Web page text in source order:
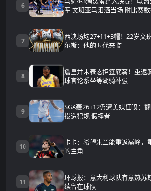
6
军 文班亚马泪洒当场 附比赛
7
西决场均27+11+3帽！22岁文
尔斯：他的时代来临
8
詹皇并未表态拒签底薪！重返
球言论系坐等湖骑补强
9
SGA轰26+12仍遭美媒狂喷：
投造犯规 假摔者
10
卡卡：希望米兰能重返巅峰，
的主角
11
环球报：意大利球队有意热苏
续留在球队